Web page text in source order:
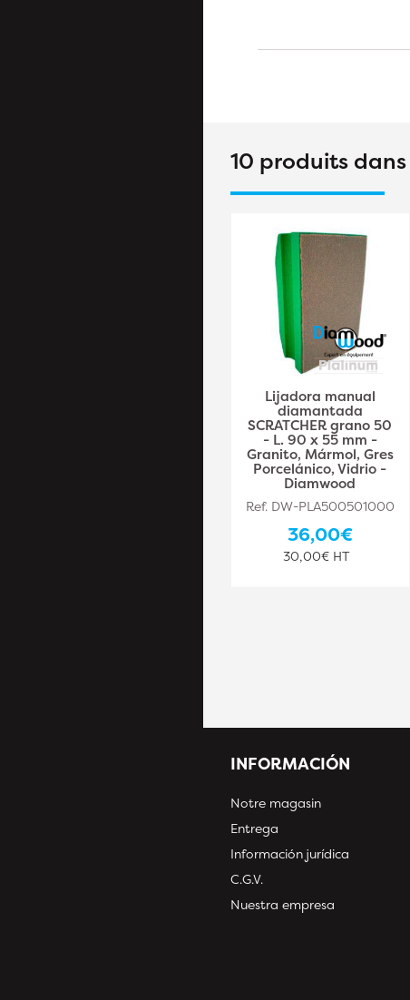
10 produits dans
Lijadora manual
diamantada
SCRATCHER grano 50
- L. 90 x 55 mm -
Granito, Mármol, Gres
Porcelánico, Vidrio -
Diamwood
Ref. DW-PLA500501000
36,00€
30,00€ HT
INFORMACIÓN
Notre magasin
Entrega
Información jurídica
C.G.V.
Nuestra empresa